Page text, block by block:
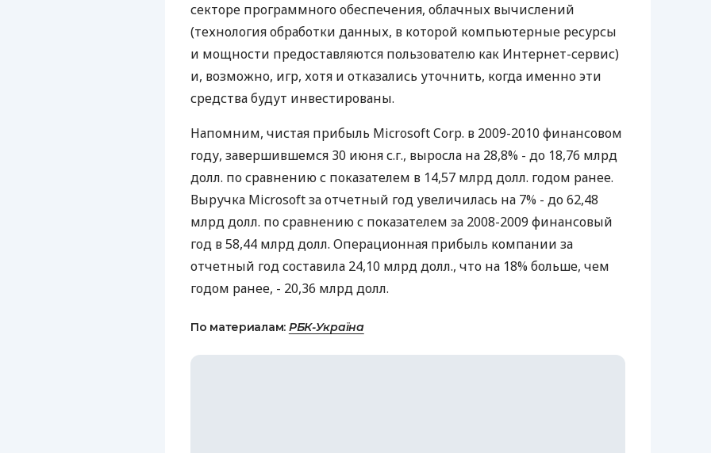
секторе программного обеспечения, облачных вычислений
(технология обработки данных, в которой компьютерные ресурсы
и мощности предоставляются пользователю как Интернет-сервис)
и, возможно, игр, хотя и отказались уточнить, когда именно эти
средства будут инвестированы.
Напомним, чистая прибыль Microsoft Corp. в 2009-2010 финансовом
году, завершившемся 30 июня с.г., выросла на 28,8% - до 18,76 млрд
долл. по сравнению с показателем в 14,57 млрд долл. годом ранее.
Выручка Microsoft за отчетный год увеличилась на 7% - до 62,48
млрд долл. по сравнению с показателем за 2008-2009 финансовый
год в 58,44 млрд долл. Операционная прибыль компании за
отчетный год составила 24,10 млрд долл., что на 18% больше, чем
годом ранее, - 20,36 млрд долл.
По материалам: РБК-Україна